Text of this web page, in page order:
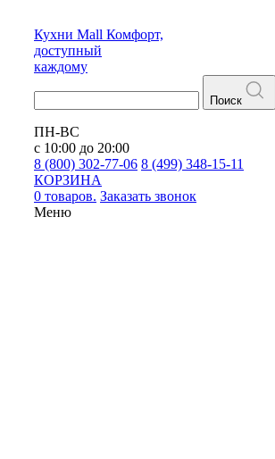
Кухни Mall Комфорт,
доступный
каждому
Поиск
ПН-ВС
с 10:00 до 20:00
8 (800) 302-77-06 8 (499) 348-15-11
КОРЗИНА
0 товаров. Заказать звонок
Меню